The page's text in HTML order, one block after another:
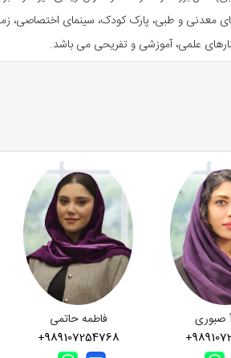
های معدنی و طبی، پارک کودک، سینمای اختصاصی،
علمی، آموزشی و تفریحی می باشد.
دارای ۲۲ هتل بوده که عمدتاً ۴ و ۵ ستاره و به ندرت سه ستاره هستند. در واقع مجموعه
هتل‌های خاورمیانه به شمار می‌رود. از مزایای
رامسر، ساحل طلایی مازندران رامسر، پارک
تخته و سوئیت‌های چهارنفره با طرح‌های قدیم و جدید است
پذیرای شما عزیزان است. در کافی شاپ هتل نیز انواع نوشیدنی‌ها
هتل پارسیان رامسر را دارید، کافیست کلیک کنید.
مارکوه، بوستان جنگلی صفارود، تله کابین
صبوری
فاطمه حاتمی
+989107254768